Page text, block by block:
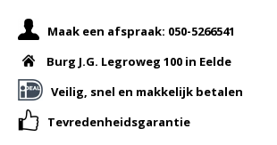
Maak een afspraak: 050-5266541
Burg J.G. Legroweg 100 in Eelde
Veilig, snel en makkelijk betalen
Tevredenheidsgarantie